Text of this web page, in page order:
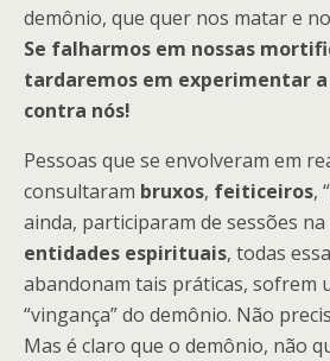
demônio, que quer nos matar e
Se falharmos em nossas
tardaremos em experimentar
contra nós!
Pessoas que se envolveram em
consultaram bruxos, feiticeiros, “
ainda, participaram de sessões na
entidades espirituais, todas
abandonam tais práticas, sofrem
“vingança” do demônio. Não
Mas é claro que o demônio, não